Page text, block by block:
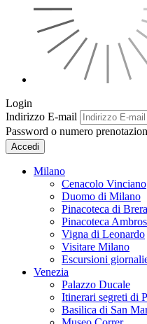
Login
Indirizzo E-mail
Password o numero
Accedi
Milano
Cenacolo Vinciano
Duomo di Milano
Pinacoteca di Brera
Pinacoteca
Vigna di Leonardo
Visitare Milano
Escursioni
Venezia
Palazzo Ducale
Itinerari segreti di
Basilica di San